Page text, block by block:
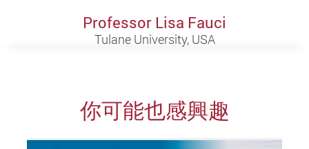
Professor Lisa Fauci
Tulane University, USA
你可能也感興趣